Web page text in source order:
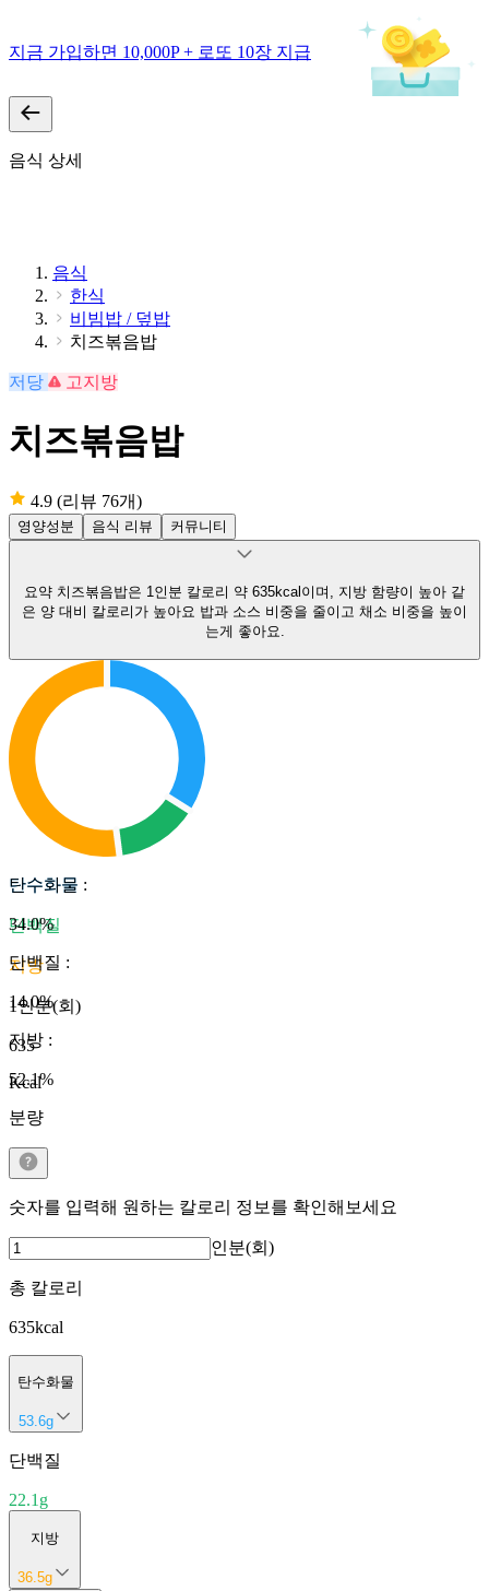
지금 가입하면 10,000P + 로또 10장 지급
음식 상세
음식
한식
비빔밥 / 덮밥
치즈볶음밥
저당 고지방
치즈볶음밥
4.9 (리뷰 76개)
영양성분 음식 리뷰 커뮤니티
요약 치즈볶음밥은 1인분 칼로리 약 635kcal이며, 지방 함량이 높아 같
은 양 대비 칼로리가 높아요 밥과 소스 비중을 줄이고 채소 비중을 높이
는게 좋아요.
탄수화물
단백질
지방
1인분(회)
635
Kcal
탄수화물 :
34.0%
단백질 :
14.0%
지방 :
52.1%
분량
숫자를 입력해 원하는 칼로리 정보를 확인해보세요
인분(회)
총 칼로리
635kcal
탄수화물
53.6g
단백질
22.1 g
지방
36.5g